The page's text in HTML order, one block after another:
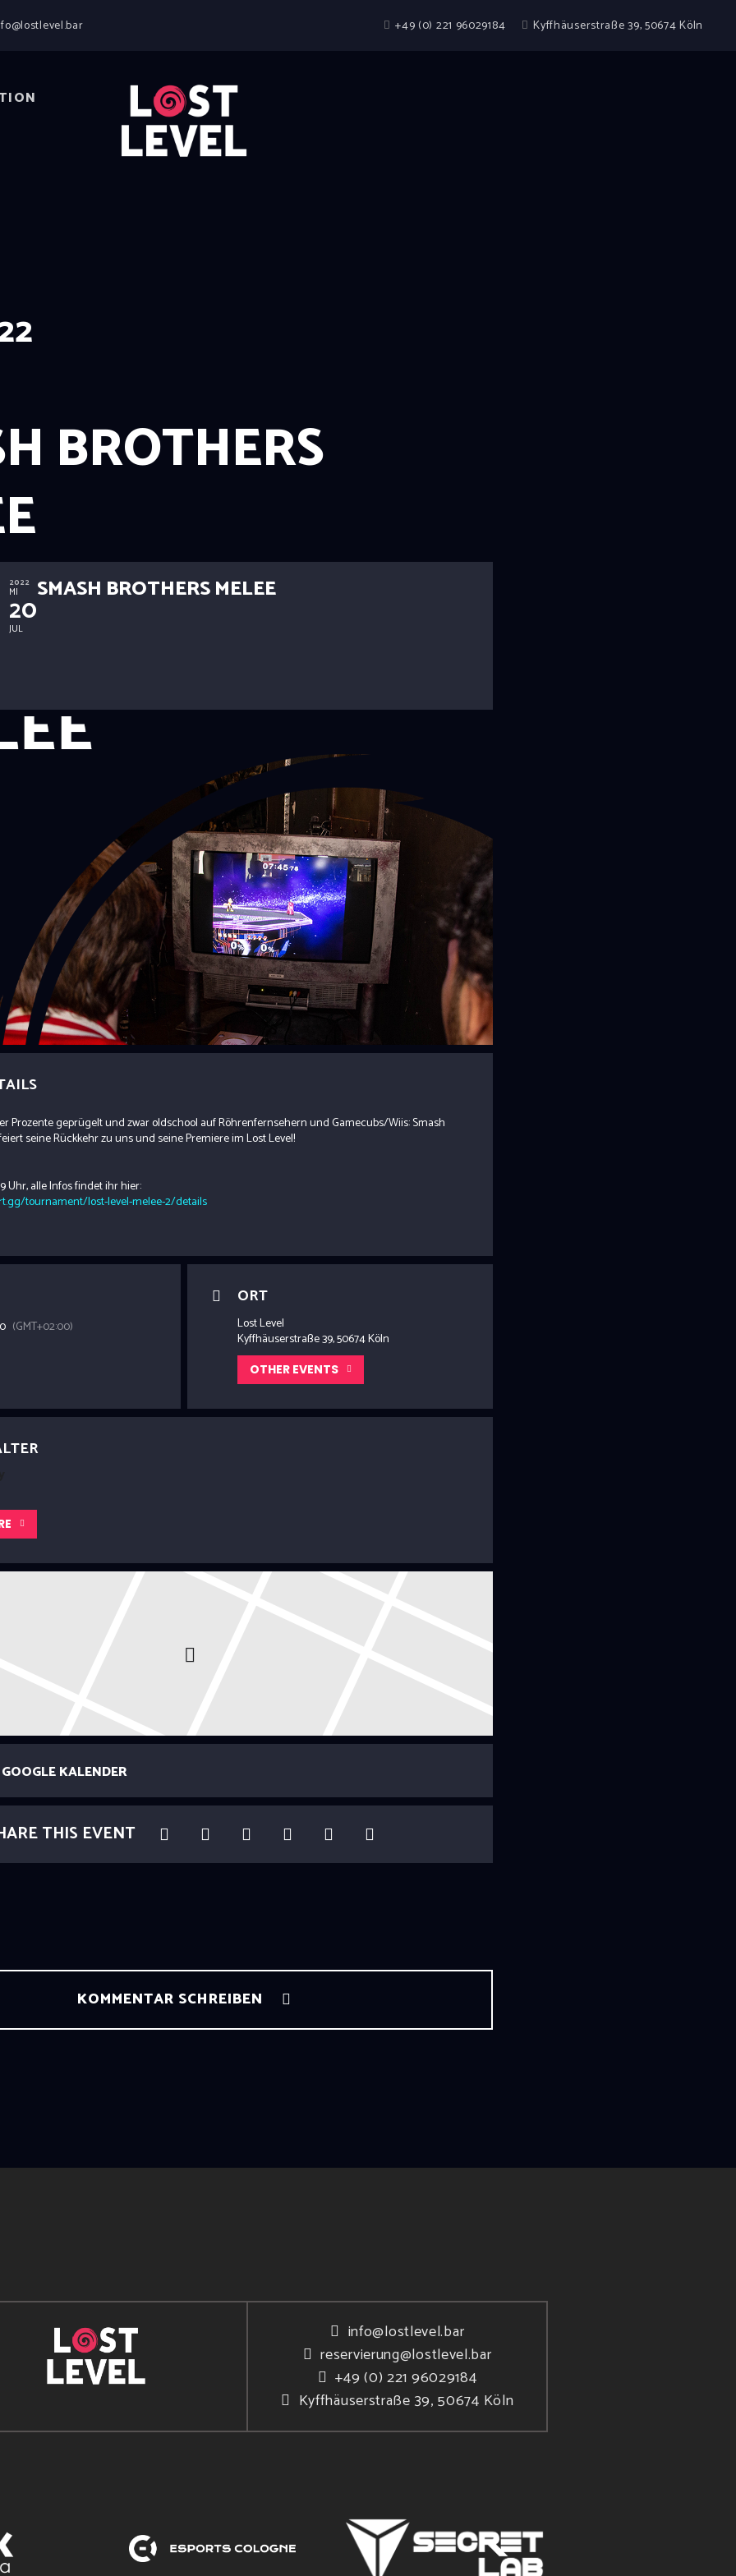
+49 (0) 221 96029184 Kyffhäuserstraße 39, 50674 Köln
NEWS
LOCATION
BROTHERS
2022
MI
20
JUL
SMASH BROTHERS MELEE
Prozente geprügelt und zwar oldschool auf Röhrenfernsehern und Gamecubs/Wiis: Smash
seine Rückkehr zu uns und seine Premiere im Lost Level!
Uhr, alle Infos findet ihr hier:
tournament/lost-level-melee-2/details
(GMT+02:00)
ORT
Lost Level
Kyffhäuserstraße 39, 50674 Köln
OTHER EVENTS
GOOGLE KALENDER
THIS EVENT
KOMMENTAR SCHREIBEN
info@lostlevel.bar
reservierung@lostlevel.bar
+49 (0) 221 96029184
Kyffhäuserstraße 39, 50674 Köln